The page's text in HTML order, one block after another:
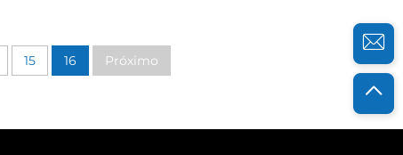
15 16 Próximo